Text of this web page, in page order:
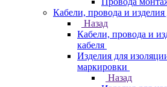
Кабели, провода и
Назад
Кабели, провода и
кабеля
Изделия для
маркировки
Назад